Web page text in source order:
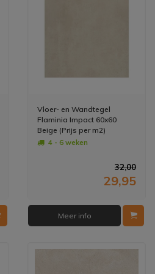
Vloer- en Wandtegel
Flaminia Impact 60x60
Beige (Prijs per m2)
4 - 6 weken
32,00
29,95
Meer info